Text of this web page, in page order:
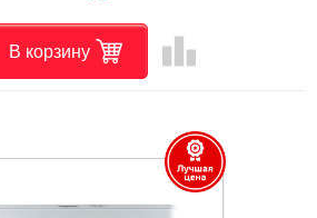
В корзину leaderboard